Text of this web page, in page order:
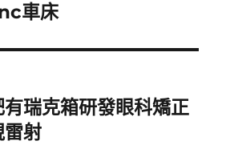
車床
瑞克箱研發眼科矯正
雷射